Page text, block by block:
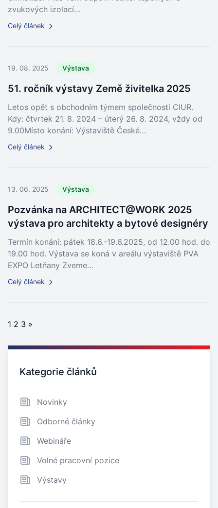
zvukových izolací…
Celý článek
19. 08. 2025 Výstava
51. ročník výstavy Země živitelka 2025
Letos opět s obchodním týmem společnosti CIUR.
Kdy: čtvrtek 21. 8. 2024 – úterý 26. 8. 2024, vždy od
9.00Místo konání: Výstaviště České…
Celý článek
13. 06. 2025 Výstava
Pozvánka na ARCHITECT@WORK 2025
výstava pro architekty a bytové designéry
Termín konání: pátek 18.6.-19.6.2025, od 12.00 hod. do
19.00 hod. Výstava se koná v areálu výstaviště PVA
EXPO Letňany Zveme…
Celý článek
1 2 3 »
Zajímavé odkazy
Kategorie článků
Novinky
Odborné články
Webináře
Volné pracovní pozice
Výstavy